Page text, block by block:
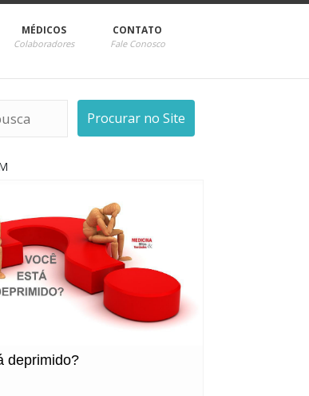
MÉDICOS
Colaboradores
CONTATO
Fale Conosco
Procurar no Site
deprimido?